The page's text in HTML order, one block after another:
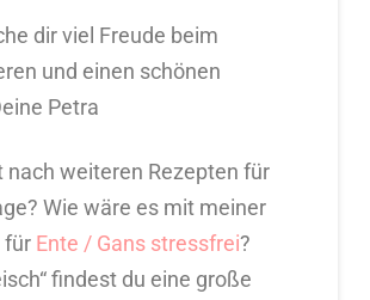
dir viel Freude beim
und einen schönen
Petra
nach weiteren Rezepten für
Wie wäre es mit meiner
für Ente / Gans stressfrei?
findest du eine große